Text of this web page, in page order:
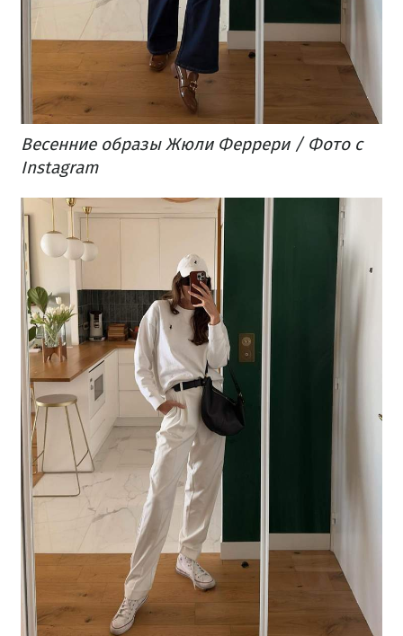
Весенние образы Жюли Феррери / Фото с
Instagram